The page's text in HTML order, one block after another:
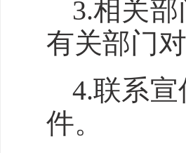
3.相关
有关部门
4.联系
件。